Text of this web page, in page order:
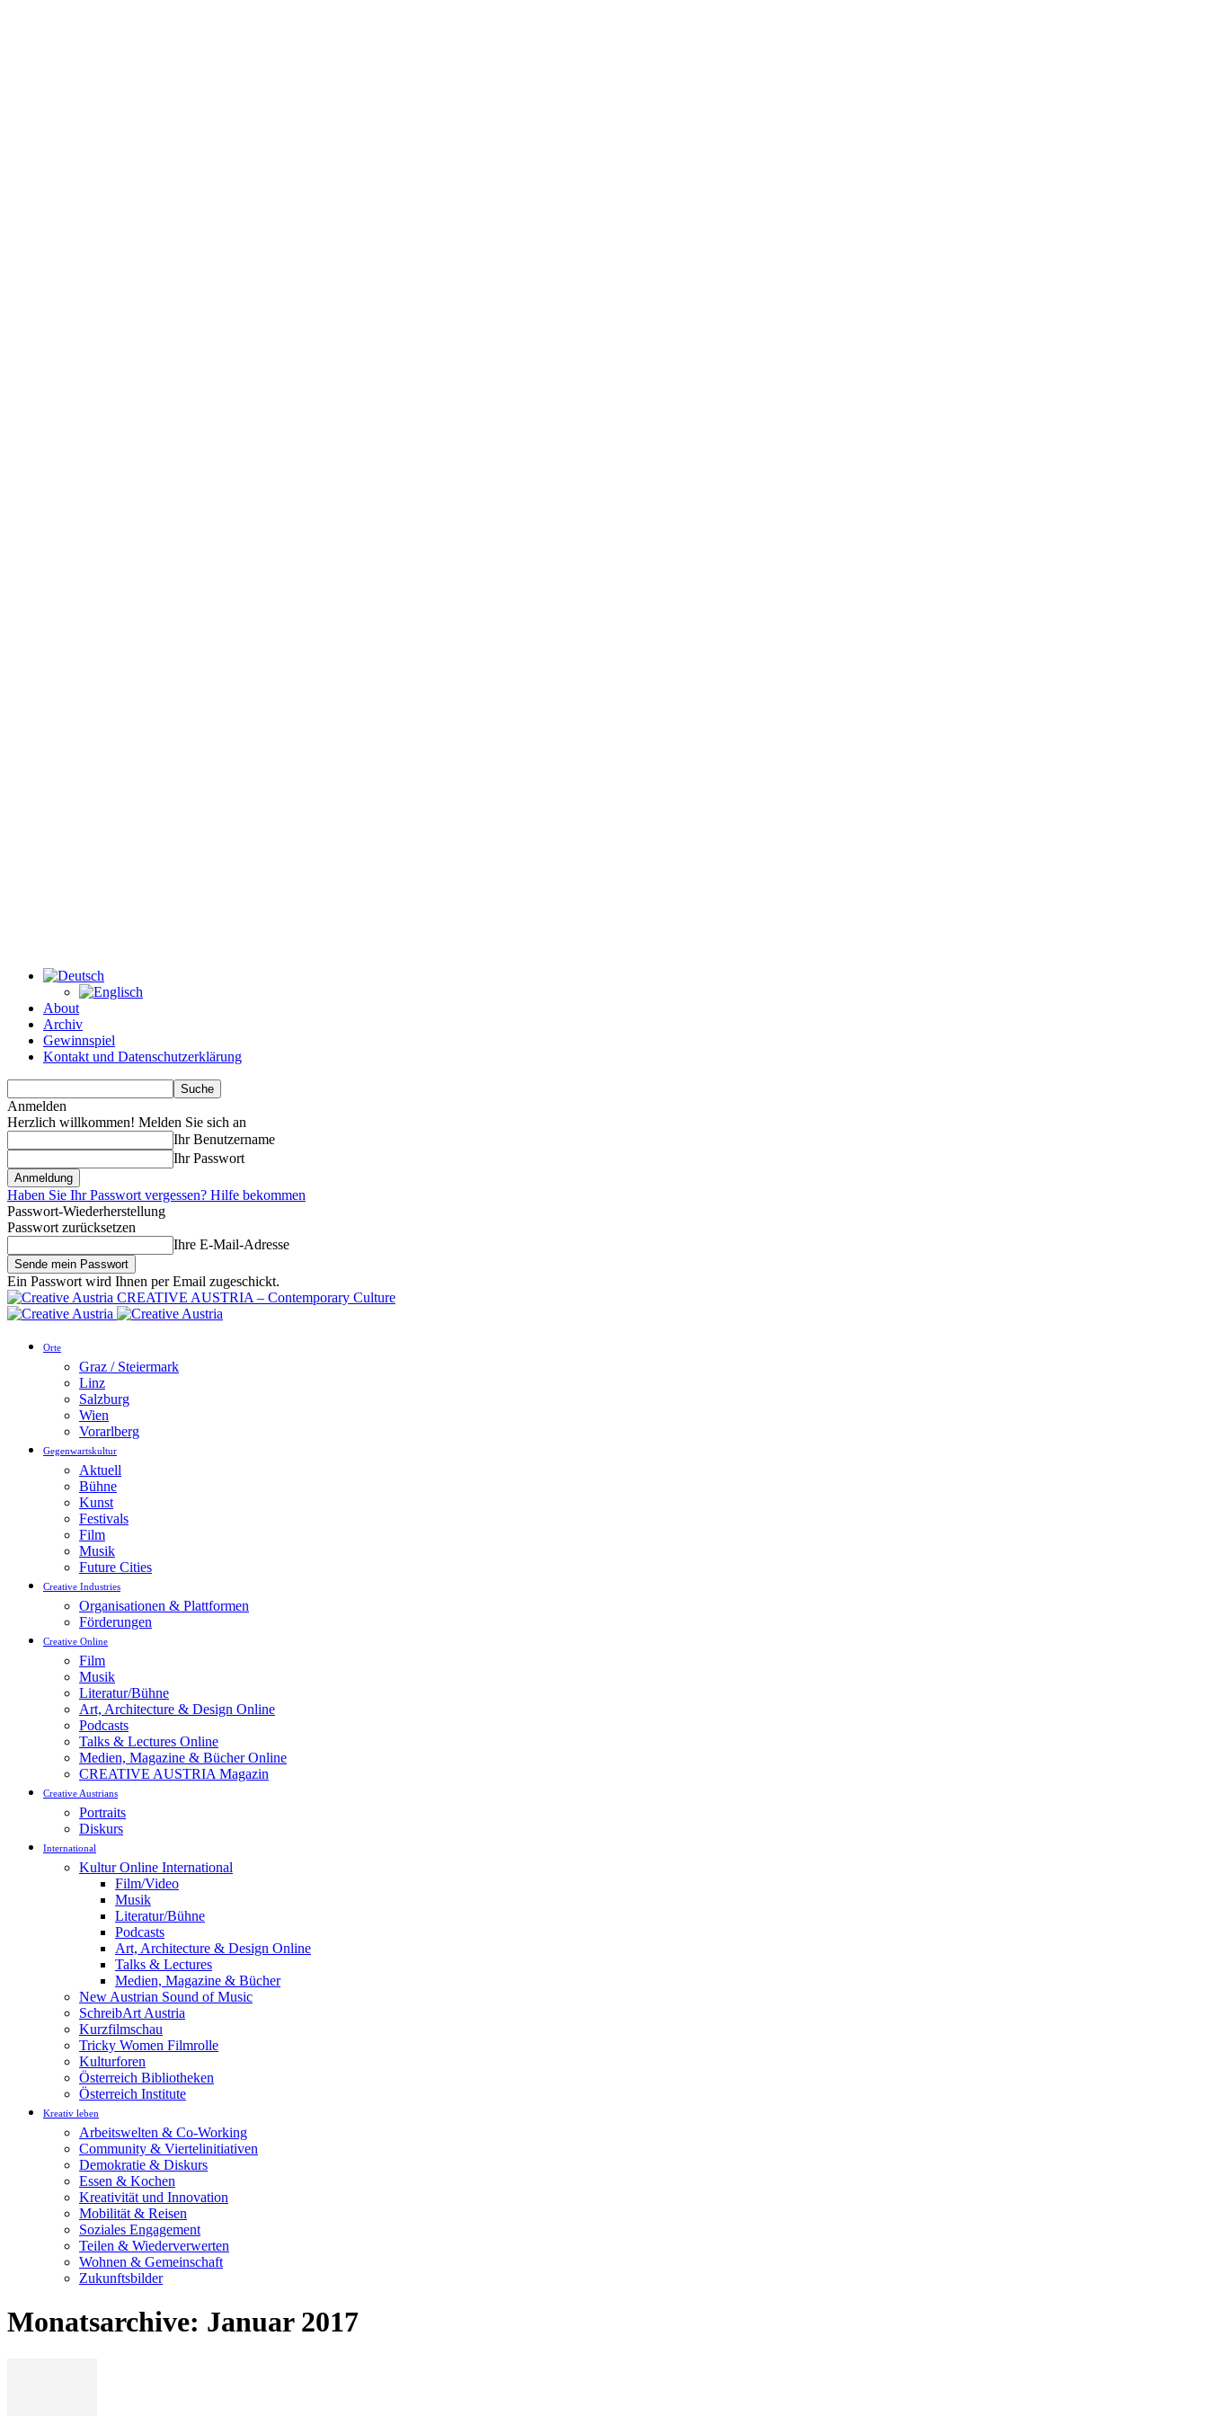
About
Archiv
Gewinnspiel
Kontakt und Datenschutzerklärung
Anmelden
Herzlich willkommen! Melden Sie sich an
Ihr Benutzername
Ihr Passwort
Haben Sie Ihr Passwort vergessen? Hilfe bekommen
Passwort-Wiederherstellung
Passwort zurücksetzen
Ihre E-Mail-Adresse
Ein Passwort wird Ihnen per Email zugeschickt.
CREATIVE AUSTRIA – Contemporary Culture
Orte
Graz / Steiermark
Linz
Salzburg
Wien
Vorarlberg
Gegenwartskultur
Aktuell
Bühne
Kunst
Festivals
Film
Musik
Future Cities
Creative Industries
Organisationen & Plattformen
Förderungen
Creative Online
Film
Musik
Literatur/Bühne
Art, Architecture & Design Online
Podcasts
Talks & Lectures Online
Medien, Magazine & Bücher Online
CREATIVE AUSTRIA Magazin
Creative Austrians
Portraits
Diskurs
International
Kultur Online International
Film/Video
Musik
Literatur/Bühne
Podcasts
Art, Architecture & Design Online
Talks & Lectures
Medien, Magazine & Bücher
New Austrian Sound of Music
SchreibArt Austria
Kurzfilmschau
Tricky Women Filmrolle
Kulturforen
Österreich Bibliotheken
Österreich Institute
Kreativ leben
Arbeitswelten & Co-Working
Community & Viertelinitiativen
Demokratie & Diskurs
Essen & Kochen
Kreativität und Innovation
Mobilität & Reisen
Soziales Engagement
Teilen & Wiederverwerten
Wohnen & Gemeinschaft
Zukunftsbilder
Monatsarchive: Januar 2017